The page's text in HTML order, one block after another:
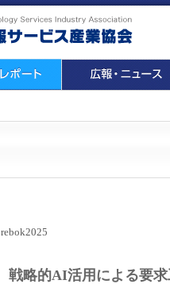
rebok2025
戦略的AI活用による要